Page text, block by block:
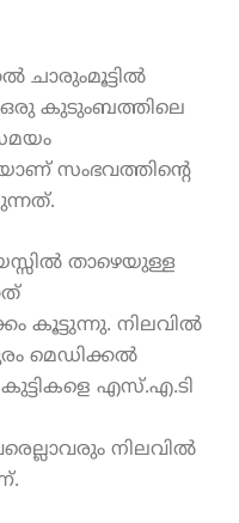
ചാരുംമൂട്ടിൽ
ഒരു കുടുംബത്തിലെ
സംഭവത്തിന്റെ
താഴെയുള്ള
കൂട്ടുന്നു. നിലവിൽ
മെഡിക്കൽ
എസ്‌.എ.ടി
നിലവിൽ